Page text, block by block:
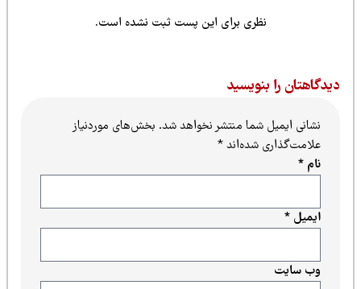
نظری برای این پست ثبت نشده است.
را بنویسید
نشانی ایمیل شما منتشر نخواهد شد.بخش‌های موردنیاز
علامت‌گذاری شده‌اند*
ایمیل*
وب‌ سایت